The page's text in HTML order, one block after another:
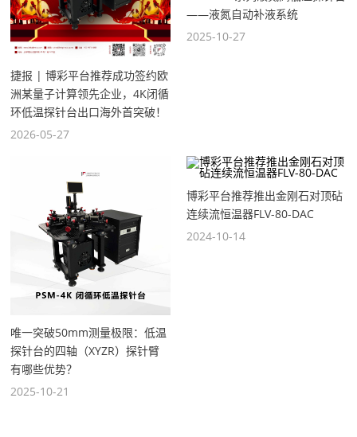
捷报 | 博彩平台推荐成功签约欧
洲某量子计算领先企业，4K闭循
环低温探针台出口海外首突破！
2026-05-27
——液氮自动补液系统
2025-10-27
唯一突破50mm测量极限：低温
探针台的四轴（XYZR）探针臂
有哪些优势？
2025-10-21
博彩平台推荐推出金刚石对顶砧
连续流恒温器FLV-80-DAC
2024-10-14